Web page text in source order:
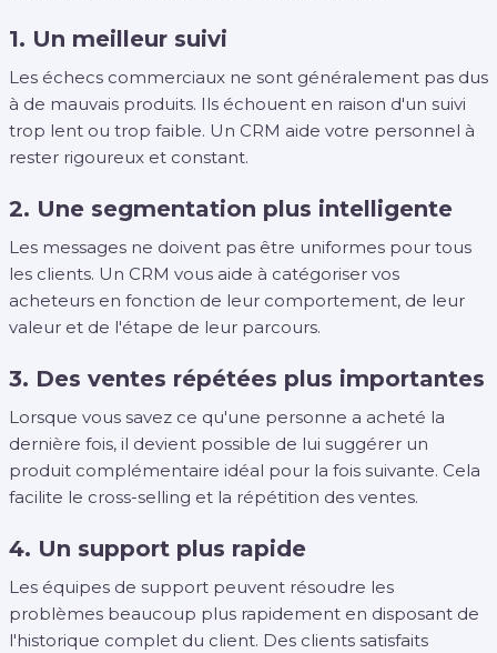
1. Un meilleur suivi
Les échecs commerciaux ne sont généralement pas dus
à de mauvais produits. Ils échouent en raison d'un suivi
trop lent ou trop faible. Un CRM aide votre personnel à
rester rigoureux et constant.
2. Une segmentation plus intelligente
Les messages ne doivent pas être uniformes pour tous
les clients. Un CRM vous aide à catégoriser vos
acheteurs en fonction de leur comportement, de leur
valeur et de l'étape de leur parcours.
3. Des ventes répétées plus importantes
Lorsque vous savez ce qu'une personne a acheté la
dernière fois, il devient possible de lui suggérer un
produit complémentaire idéal pour la fois suivante. Cela
facilite le cross-selling et la répétition des ventes.
4. Un support plus rapide
Les équipes de support peuvent résoudre les
problèmes beaucoup plus rapidement en disposant de
l'historique complet du client. Des clients satisfaits